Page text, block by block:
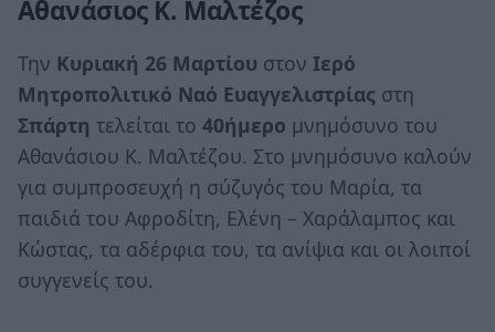
Αθανάσιος Κ. Μαλτέζος
Την Κυριακή 26 Μαρτίου στον Ιερό
Μητροπολιτικό Ναό Ευαγγελιστρίας στη
Σπάρτη τελείται το 40ήμερο μνημόσυνο του
Αθανάσιου Κ. Μαλτέζου. Στο μνημόσυνο καλούν
για συμπροσευχή η σύζυγός του Μαρία, τα
παιδιά του Αφροδίτη, Ελένη – Χαράλαμπος και
Κώστας, τα αδέρφια του, τα ανίψια και οι λοιποί
συγγενείς του.